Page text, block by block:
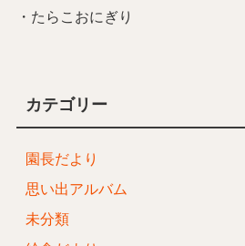
・たらこおにぎり
カテゴリー
園長だより
思い出アルバム
未分類